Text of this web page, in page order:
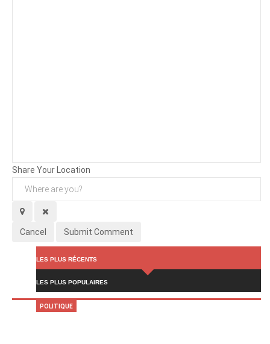
Share Your Location
Cancel Submit Comment
LES PLUS RÉCENTS
LES PLUS POPULAIRES
POLITIQUE